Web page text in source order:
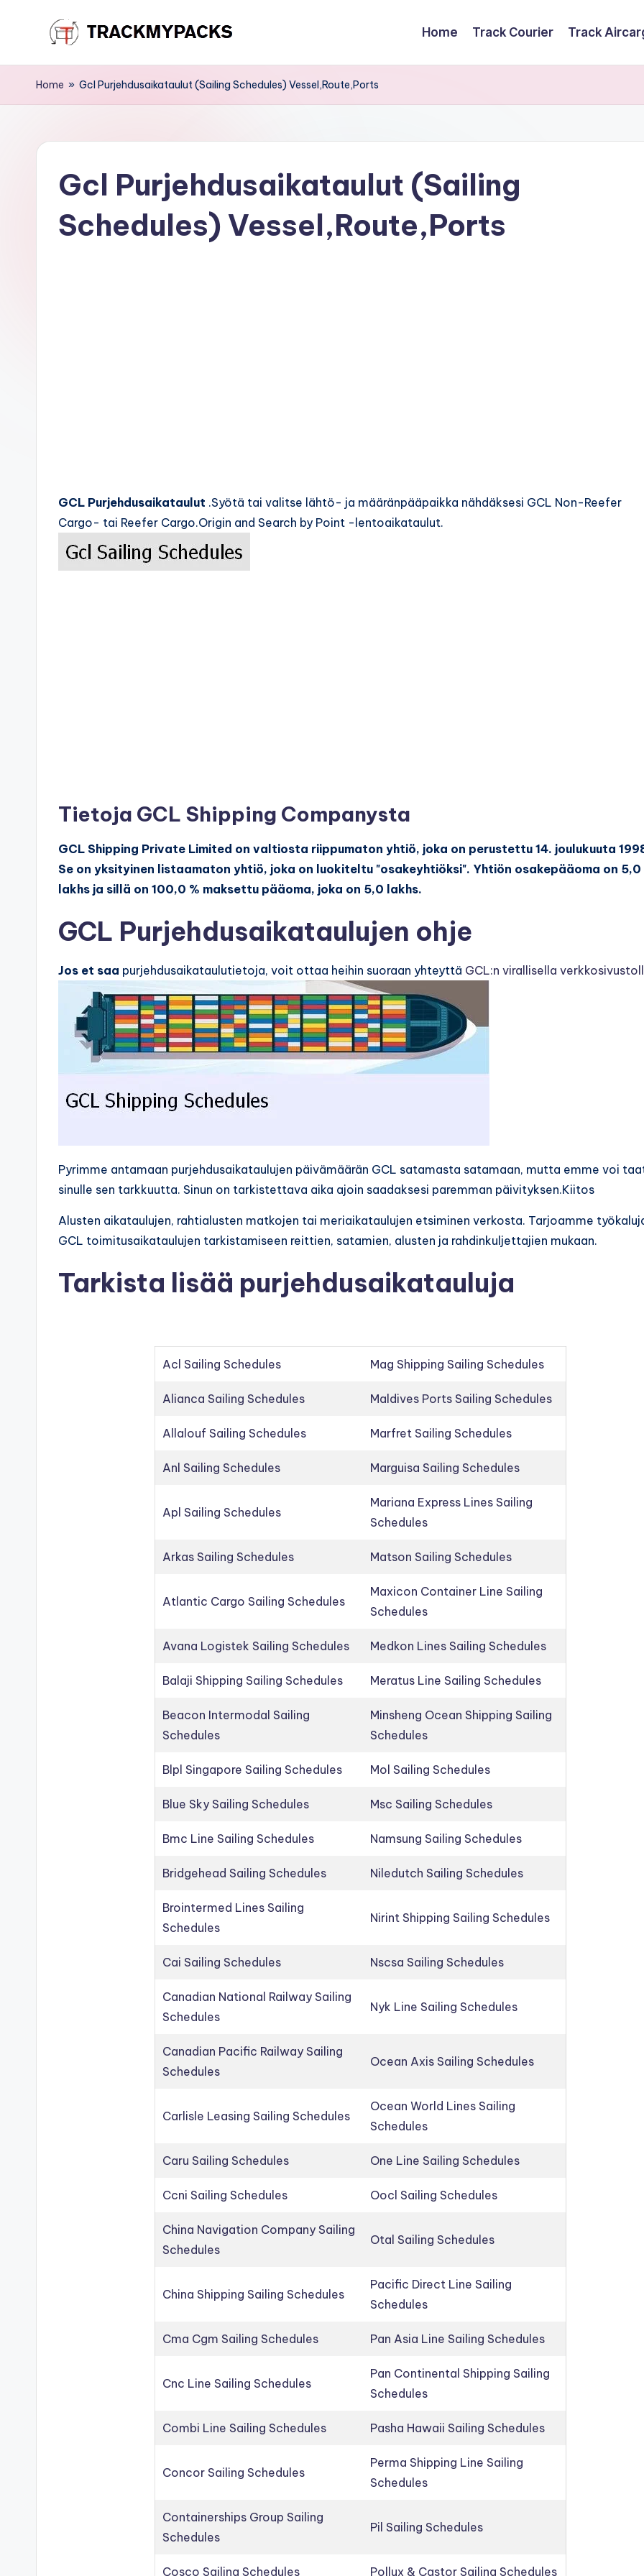
content
T
r
c
M
Home Track Courier Track
Home » Gcl Purjehdusaikataulut (Sailing Schedules) Vessel,Route,Ports
Gcl Purjehdusaikataulut (Sailing
Schedules) Vessel,Route,Ports
GCL Purjehdusaikataulut .Syötä tai valitse lähtö- ja määränpääpaikka nähdäksesi GCL Non-Reefer
Cargo- tai Reefer Cargo.Origin and Search by Point -lentoaikataulut.
Tietoja GCL Shipping Companysta
GCL Shipping Private Limited on valtiosta riippumaton yhtiö, joka on perustettu 14. joulukuuta
Se on yksityinen listaamaton yhtiö, joka on luokiteltu "osakeyhtiöksi". Yhtiön osakepääoma on 5,0
lakhs ja sillä on 100,0 % maksettu pääoma, joka on 5,0 lakhs.
GCL Purjehdusaikataulujen ohje
Jos et saa purjehdusaikataulutietoja, voit ottaa heihin suoraan yhteyttä GCL:n virallisella
Pyrimme antamaan purjehdusaikataulujen päivämäärän GCL satamasta satamaan, mutta emme voi
sinulle sen tarkkuutta. Sinun on tarkistettava aika ajoin saadaksesi paremman päivityksen.Kiitos
Alusten aikataulujen, rahtialusten matkojen tai meriaikataulujen etsiminen verkosta. Tarjoamme
GCL toimitusaikataulujen tarkistamiseen reittien, satamien, alusten ja rahdinkuljettajien mukaan.
Tarkista lisää purjehdusaikatauluja
Acl Sailing Schedules Mag Shipping Sailing Schedules
Alianca Sailing Schedules Maldives Ports Sailing Schedules
Allalouf Sailing Schedules Marfret Sailing Schedules
Anl Sailing Schedules Marguisa Sailing Schedules
Apl Sailing Schedules
Mariana Express Lines Sailing
Schedules
Arkas Sailing Schedules Matson Sailing Schedules
Atlantic Cargo Sailing Schedules
Maxicon Container Line Sailing
Schedules
Avana Logistek Sailing Schedules Medkon Lines Sailing Schedules
Balaji Shipping Sailing Schedules Meratus Line Sailing Schedules
Beacon Intermodal Sailing
Schedules
Minsheng Ocean Shipping Sailing
Schedules
Blpl Singapore Sailing Schedules Mol Sailing Schedules
Blue Sky Sailing Schedules Msc Sailing Schedules
Bmc Line Sailing Schedules Namsung Sailing Schedules
Bridgehead Sailing Schedules Niledutch Sailing Schedules
Brointermed Lines Sailing
Schedules
Nirint Shipping Sailing Schedules
Cai Sailing Schedules Nscsa Sailing Schedules
Canadian National Railway Sailing
Schedules
Nyk Line Sailing Schedules
Canadian Pacific Railway Sailing
Schedules
Ocean Axis Sailing Schedules
Carlisle Leasing Sailing Schedules
Ocean World Lines Sailing
Schedules
Caru Sailing Schedules One Line Sailing Schedules
Ccni Sailing Schedules Oocl Sailing Schedules
China Navigation Company Sailing
Schedules
Otal Sailing Schedules
China Shipping Sailing Schedules
Pacific Direct Line Sailing
Schedules
Cma Cgm Sailing Schedules Pan Asia Line Sailing Schedules
Cnc Line Sailing Schedules
Pan Continental Shipping Sailing
Schedules
Combi Line Sailing Schedules Pasha Hawaii Sailing Schedules
Concor Sailing Schedules
Perma Shipping Line Sailing
Schedules
Containerships Group Sailing
Schedules
Pil Sailing Schedules
Cosco Sailing Schedules Pollux & Castor Sailing Schedules